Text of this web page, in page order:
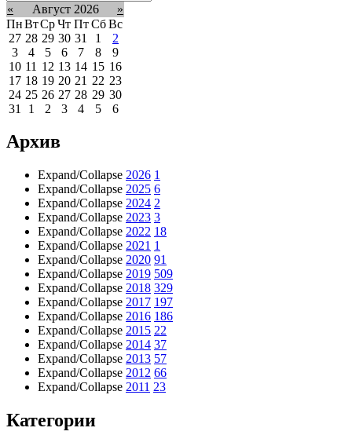
«
Август 2026
»
ПнВтСрЧт Пт Сб Вс
27 28 29 30 31 1
2
3
4 5 6 7 8
9
10 11 12 13 14 15 16
17 18 19 20 21 22 23
24 25 26 27 28 29 30
31
1 2 3 4 5 6
Архив
Expand/Collapse 2026 1
Expand/Collapse 2025 6
Expand/Collapse 2024 2
Expand/Collapse 2023 3
Expand/Collapse 2022 18
Expand/Collapse 2021 1
Expand/Collapse 2020 91
Expand/Collapse 2019 509
Expand/Collapse 2018 329
Expand/Collapse 2017 197
Expand/Collapse 2016 186
Expand/Collapse 2015 22
Expand/Collapse 2014 37
Expand/Collapse 2013 57
Expand/Collapse 2012 66
Expand/Collapse 2011 23
Категории